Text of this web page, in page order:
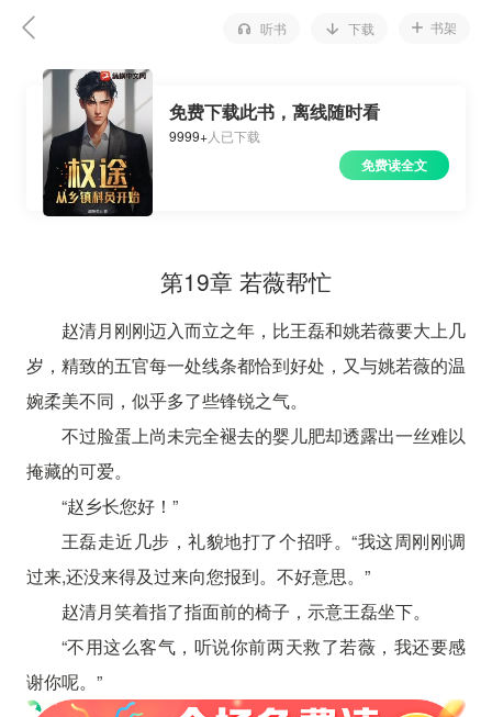
听书 下载 书架
免费下载此书，离线随时看
9999+人已下载
免费读全文
第19章 若薇帮忙
赵清月刚刚迈入而立之年，比王磊和姚若薇要大上几
岁，精致的五官每一处线条都恰到好处，又与姚若薇的温
婉柔美不同，似乎多了些锋锐之气。
不过脸蛋上尚未完全褪去的婴儿肥却透露出一丝难以
掩藏的可爱。
“赵乡长您好！”
王磊走近几步，礼貌地打了个招呼。“我这周刚刚调
过来,还没来得及过来向您报到。不好意思。”
赵清月笑着指了指面前的椅子，示意王磊坐下。
“不用这么客气，听说你前两天救了若薇，我还要感
谢你呢。”